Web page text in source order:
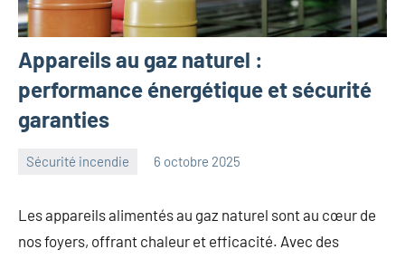
Appareils au gaz naturel :
performance énergétique et sécurité
garanties
Sécurité incendie 6 octobre 2025
Les appareils alimentés au gaz naturel sont au cœur de
nos foyers, offrant chaleur et efficacité. Avec des